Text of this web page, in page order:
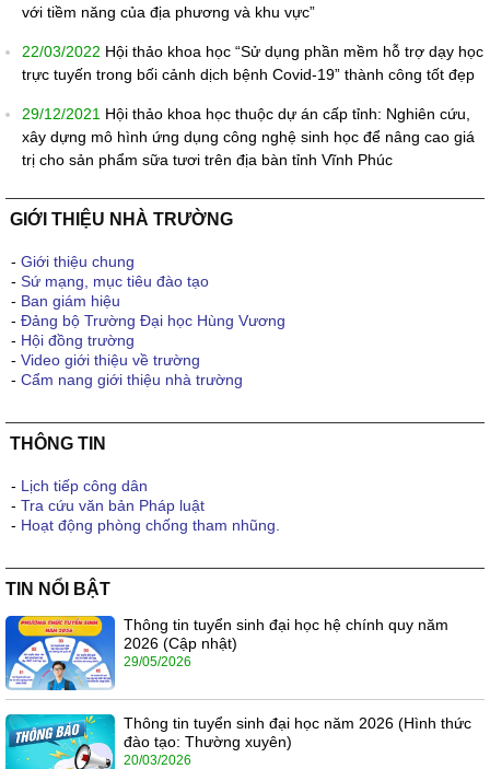
với tiềm năng của địa phương và khu vực”
22/03/2022 Hội thảo khoa học “Sử dụng phần mềm hỗ trợ dạy học
trực tuyến trong bối cảnh dịch bệnh Covid-19” thành công tốt đẹp
29/12/2021 Hội thảo khoa học thuộc dự án cấp tỉnh: Nghiên cứu,
xây dựng mô hình ứng dụng công nghệ sinh học để nâng cao giá
trị cho sản phẩm sữa tươi trên địa bàn tỉnh Vĩnh Phúc
GIỚI THIỆU NHÀ TRƯỜNG
- Giới thiệu chung
- Sứ mạng, mục tiêu đào tạo
- Ban giám hiệu
- Đảng bộ Trường Đại học Hùng Vương
- Hội đồng trường
- Video giới thiệu về trường
- Cẩm nang giới thiệu nhà trường
THÔNG TIN
- Lịch tiếp công dân
- Tra cứu văn bản Pháp luật
- Hoạt động phòng chống tham nhũng.
TIN NỔI BẬT
Thông tin tuyển sinh đại học hệ chính quy năm
2026 (Cập nhật)
29/05/2026
Thông tin tuyển sinh đại học năm 2026 (Hình thức
đào tạo: Thường xuyên)
20/03/2026